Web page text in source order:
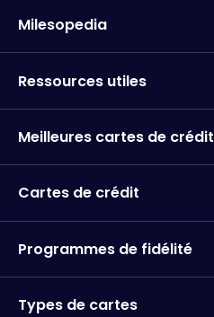
Milesopedia
Ressources utiles
Meilleures cartes de crédit
Cartes de crédit
Programmes de fidélité
Types de cartes